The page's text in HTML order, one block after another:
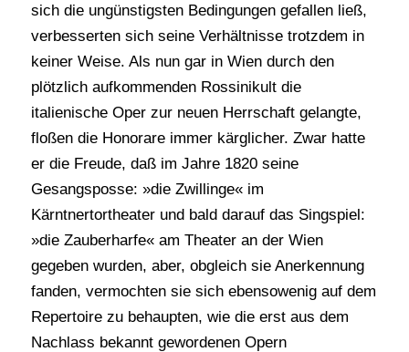
sich die ungünstigsten Bedingungen gefallen ließ,
verbesserten sich seine Verhältnisse trotzdem in
keiner Weise. Als nun gar in Wien durch den
plötzlich aufkommenden Rossinikult die
italienische Oper zur neuen Herrschaft gelangte,
floßen die Honorare immer kärglicher. Zwar hatte
er die Freude, daß im Jahre 1820 seine
Gesangsposse: »die Zwillinge« im
Kärntnertortheater und bald darauf das Singspiel:
»die Zauberharfe« am Theater an der Wien
gegeben wurden, aber, obgleich sie Anerkennung
fanden, vermochten sie sich ebensowenig auf dem
Repertoire zu behaupten, wie die erst aus dem
Nachlass bekannt gewordenen Opern